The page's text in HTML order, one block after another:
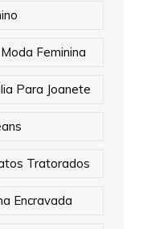
Moda Feminina
Para Joanete
Tratorados
Encravada